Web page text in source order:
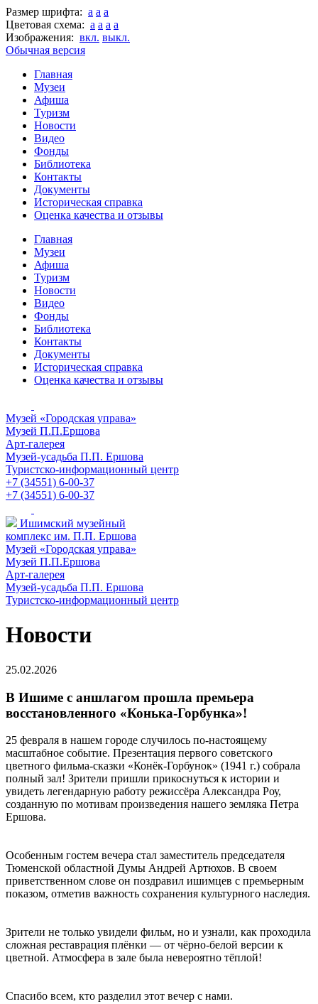
Размер шрифта: a a a
Цветовая схема: a a a a
Изображения: вкл. выкл.
Обычная версия
Главная
Музеи
Афиша
Туризм
Новости
Видео
Фонды
Библиотека
Контакты
Документы
Историческая справка
Оценка качества и отзывы
Главная
Музеи
Афиша
Туризм
Новости
Видео
Фонды
Библиотека
Контакты
Документы
Историческая справка
Оценка качества и отзывы
Музей «Городская управа»
Музей П.П.Ершова
Арт-галерея
Музей-усадьба П.П. Ершова
Туристско-информационный центр
+7 (34551) 6-00-37
+7 (34551) 6-00-37
Ишимский музейный
комплекс им. П.П. Ершова
Музей «Городская управа»
Музей П.П.Ершова
Арт-галерея
Музей-усадьба П.П. Ершова
Туристско-информационный центр
Новости
25.02.2026
В Ишиме с аншлагом прошла премьера
восстановленного «Конька-Горбунка»!
25 февраля в нашем городе случилось по-настоящему
масштабное событие. Презентация первого советского
цветного фильма-сказки «Конёк-Горбунок» (1941 г.) собрала
полный зал! Зрители пришли прикоснуться к истории и
увидеть легендарную работу режиссёра Александра Роу,
созданную по мотивам произведения нашего земляка Петра
Ершова.
Особенным гостем вечера стал заместитель председателя
Тюменской областной Думы Андрей Артюхов. В своем
приветственном слове он поздравил ишимцев с премьерным
показом, отметив важность сохранения культурного наследия.
Зрители не только увидели фильм, но и узнали, как проходила
сложная реставрация плёнки — от чёрно-белой версии к
цветной. Атмосфера в зале была невероятно тёплой!
Спасибо всем, кто разделил этот вечер с нами.